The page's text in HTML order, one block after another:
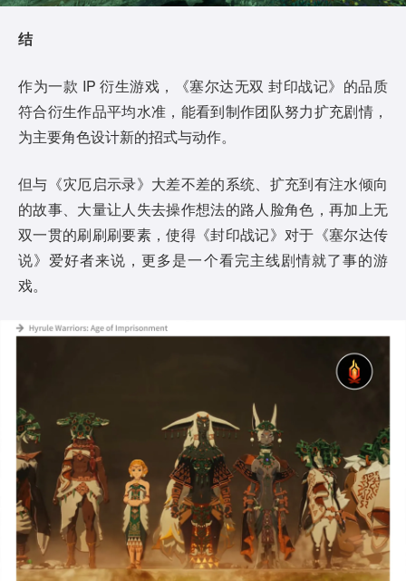
结
作为一款 IP 衍生游戏，《塞尔达无双 封印战记》的品质
符合衍生作品平均水准，能看到制作团队努力扩充剧情，
为主要角色设计新的招式与动作。
但与《灾厄启示录》大差不差的系统、扩充到有注水倾向
的故事、大量让人失去操作想法的路人脸角色，再加上无
双一贯的刷刷刷要素，使得《封印战记》对于《塞尔达传
说》爱好者来说，更多是一个看完主线剧情就了事的游
戏。